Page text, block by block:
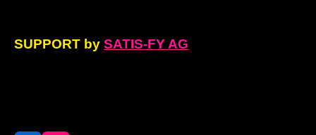
SUPPORT by SATIS-FY AG